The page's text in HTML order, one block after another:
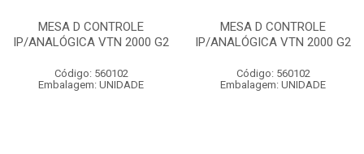
MESA D CONTROLE
IP/ANALÓGICA VTN 2000 G2
Código: 560102
Embalagem: UNIDADE
MESA D CONTROLE
IP/ANALÓGICA VTN 2000 G2
Código: 560102
Embalagem: UNIDADE